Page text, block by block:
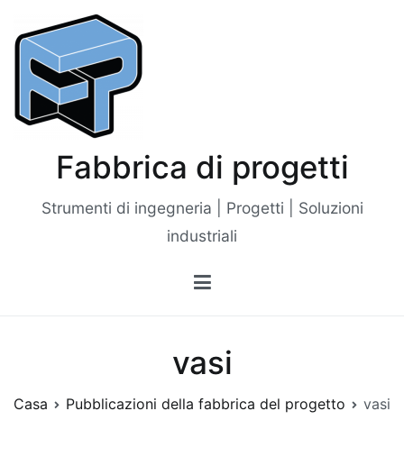
contenuto
Fabbrica di progetti
Strumenti di ingegneria | Progetti | Soluzioni
industriali
vasi
Casa Pubblicazioni della fabbrica del progetto vasi